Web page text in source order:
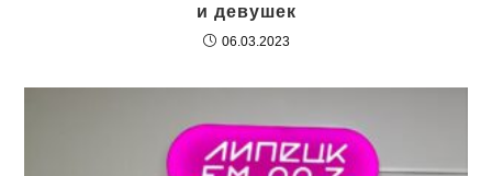
и девушек
06.03.2023